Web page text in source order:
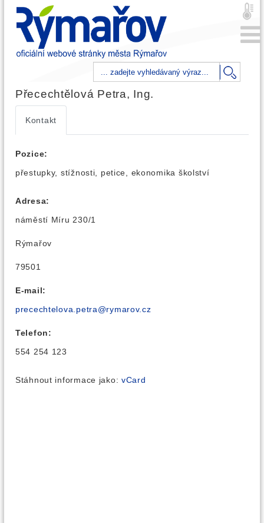
Přecechtělová Petra, Ing.
Kontakt
Pozice:
přestupky, stížnosti, petice, ekonomika školství
Adresa:
náměstí Míru 230/1
Rýmařov
79501
E-mail:
precechtelova.petra@rymarov.cz
Telefon:
554 254 123
Stáhnout informace jako:vCard